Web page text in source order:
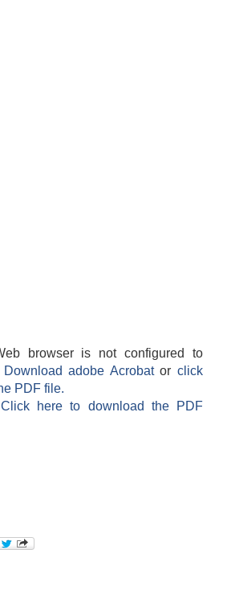
browser is not configured to
Download adobe Acrobatorclick
PDF file.
Click here to download the PDF